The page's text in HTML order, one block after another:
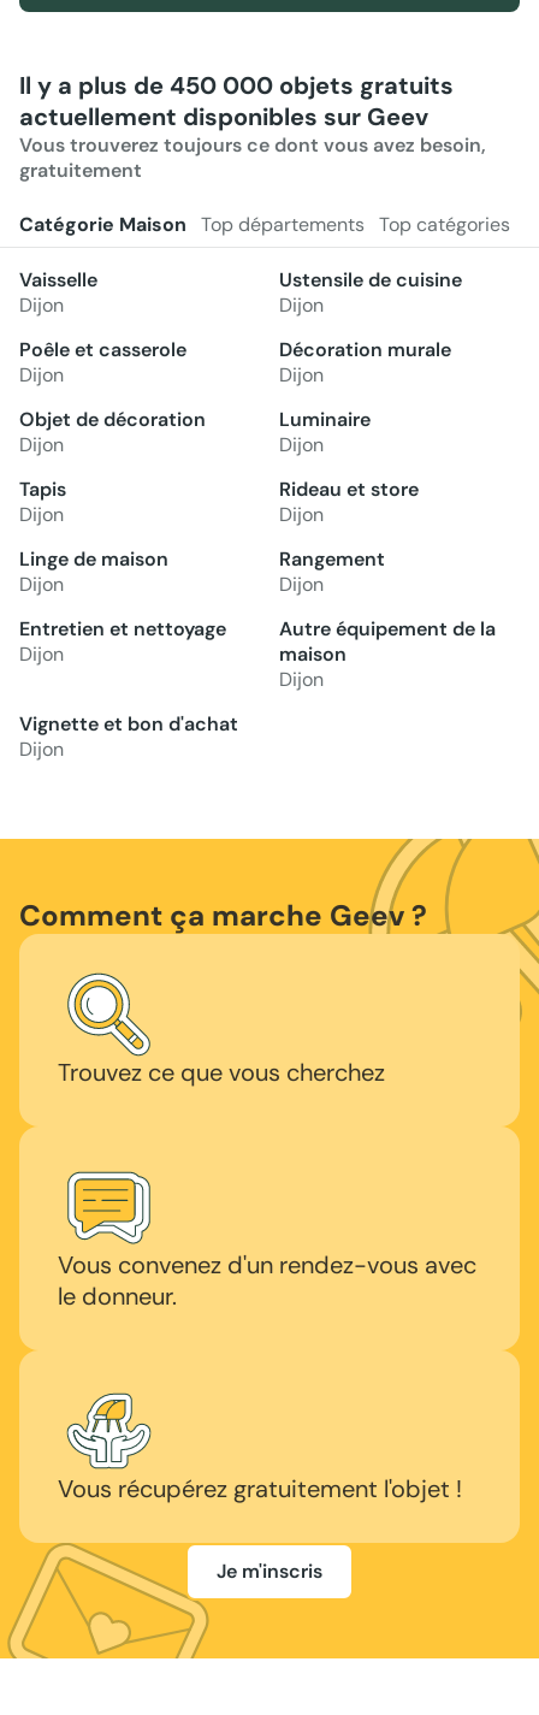
Il y a plus de 450 000 objets gratuits
actuellement disponibles sur Geev
Vous trouverez toujours ce dont vous avez besoin,
gratuitement
Catégorie Maison Top départements Top catégories
Vaisselle
Dijon
Ustensile de cuisine
Dijon
Poêle et casserole
Dijon
Décoration murale
Dijon
Objet de décoration
Dijon
Luminaire
Dijon
Tapis
Dijon
Rideau et store
Dijon
Linge de maison
Dijon
Rangement
Dijon
Entretien et nettoyage
Dijon
Autre équipement de la
maison
Dijon
Vignette et bon d'achat
Dijon
Comment ça marche Geev ?
Trouvez ce que vous cherchez
Vous convenez d'un rendez-vous avec
le donneur.
Vous récupérez gratuitement l'objet !
Je m'inscris